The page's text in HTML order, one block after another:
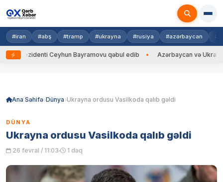
#iran #abş #tramp #ukrayna #rusiya #azərbaycan
Ceyhun Bayramovu qəbul edib Azərbaycan və Ukrayna XİN
Ana Səhifə Dünya Ukrayna ordusu Vasilkoda qalıb gəldi
DÜNYA
Ukrayna ordusu Vasilkoda qalıb gəldi
26 fevral / 11:03 1 dəq